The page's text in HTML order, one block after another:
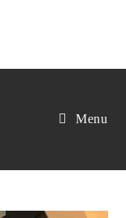
Menu